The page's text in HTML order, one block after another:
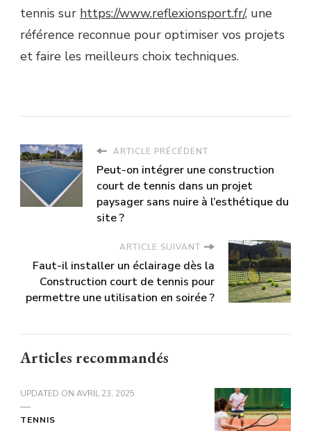
tennis sur https://www.reflexionsport.fr/, une
référence reconnue pour optimiser vos projets
et faire les meilleurs choix techniques.
ARTICLE PRÉCÉDENT
Peut-on intégrer une construction
court de tennis dans un projet
paysager sans nuire à l’esthétique du
site ?
ARTICLE SUIVANT
Faut-il installer un éclairage dès la
Construction court de tennis pour
permettre une utilisation en soirée ?
Articles recommandés
UPDATED ON AVRIL 23, 2025
TENNIS